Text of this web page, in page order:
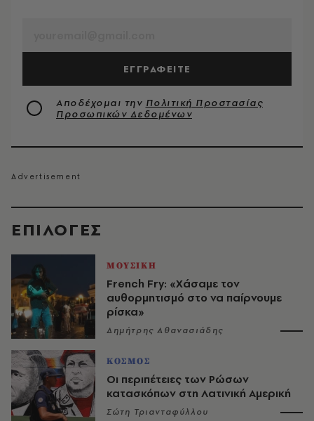
EΠΙΛΟΓΈΣ
ΜΟΥΣΙΚΗ
French Fry: «Χάσαμε τον
αυθορμητισμό στο να παίρνουμε
ρίσκα»
Δημήτρης Αθανασιάδης
ΚΟΣΜΟΣ
Οι περιπέτειες των Ρώσων
κατασκόπων στη Λατινική Αμερική
Σώτη Τριανταφύλλου
ΕΓΓΡΑΦΕΙΤΕ
Αποδέχομαι την Πολιτική Προστασίας
Προσωπικών Δεδομένων